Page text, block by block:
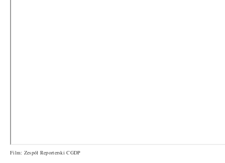
Film: Zespół Reporterski CGDP